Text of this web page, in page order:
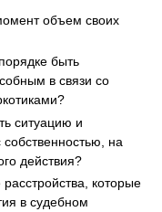
объем своих
быть
в связи со
ситуацию и
на
действия?
которые
в судебном